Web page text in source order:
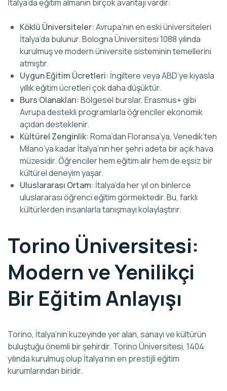
İtalya’da eğitim almanın birçok avantajı vardır:
Köklü Üniversiteler:Avrupa’nın en eski üniversiteleri
İtalya’da bulunur. Bologna Üniversitesi 1088 yılında
kurulmuş ve modern üniversite sisteminin temellerini
atmıştır.
Uygun Eğitim Ücretleri: İngiltere veya ABD’ye kıyasla
yıllık eğitim ücretleri çok daha düşüktür.
Burs Olanakları:Bölgesel burslar, Erasmus+ gibi
Avrupa destekli programlarla öğrenciler ekonomik
açıdan desteklenir.
Kültürel Zenginlik:Roma’dan Floransa’ya, Venedik’ten
Milano’ya kadar İtalya’nın her şehri adeta bir açık hava
müzesidir. Öğrenciler hem eğitim alır hem de eşsiz bir
kültürel deneyim yaşar.
Uluslararası Ortam: İtalya’da her yıl on binlerce
uluslararası öğrenci eğitim görmektedir. Bu, farklı
kültürlerden insanlarla tanışmayı kolaylaştırır.
Torino Üniversitesi:
Modern ve Yenilikçi
Bir Eğitim Anlayışı
Torino, İtalya’nın kuzeyinde yer alan, sanayi ve kültürün
buluştuğu önemli bir şehirdir. Torino Üniversitesi, 1404
yılında kurulmuş olup İtalya’nın en prestijli eğitim
kurumlarından biridir.